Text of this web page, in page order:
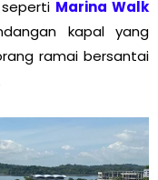
Marina Walk
kapal yang
ramai bersantai